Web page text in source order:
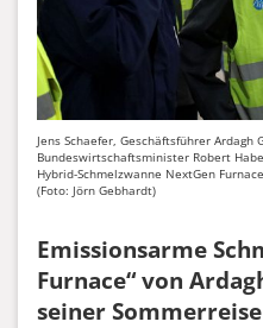
Jens Schaefer, Geschäftsführer Ardagh
Bundeswirtschaftsminister Robert
Hybrid-Schmelzwanne NextGen
(Foto: Jörn Gebhardt)
Emissionsarme
Furnace“ von
seiner Sommerreise